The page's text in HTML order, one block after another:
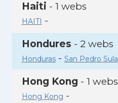
Haiti - 1 webs
HAITI -
Hondures - 2 webs
Honduras- San Pedro Sula
Hong Kong - 1 webs
Hong Kong -